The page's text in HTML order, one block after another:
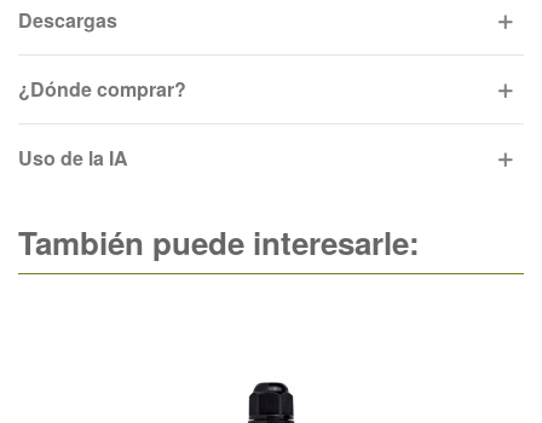
Descargas
¿Dónde comprar?
Uso de la IA
También puede interesarle: